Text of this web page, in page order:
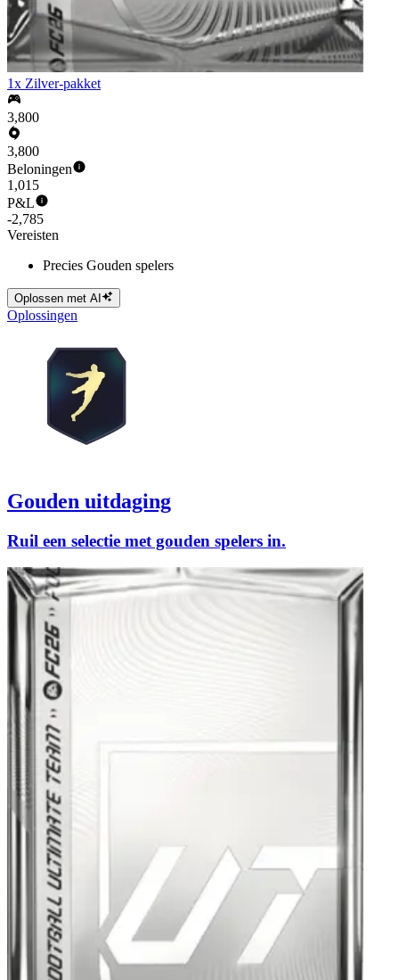
1x Zilver-pakket
3,800
3,800
Beloningen
1,015
P&L
-2,785
Vereisten
Precies Gouden spelers
Oplossen met AI
Oplossingen
Gouden uitdaging
Ruil een selectie met gouden spelers in.